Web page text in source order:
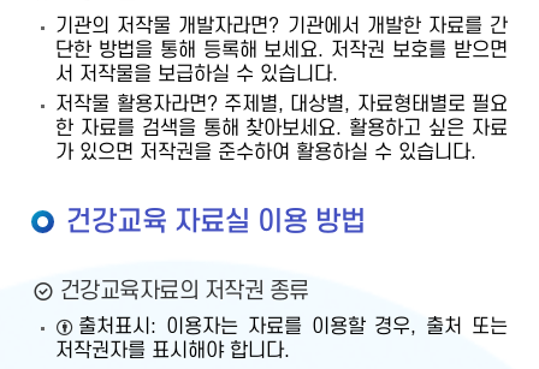
기관의 저작물 개발자라면? 기관에서 개발한 자료를 간
단한 방법을 통해 등록해 보세요. 저작권 보호를 받으면
서 저작물을 보급하실 수 있습니다.
저작물 활용자라면? 주제별, 대상별, 자료형태별로 필요
한 자료를 검색을 통해 찾아보세요. 활용하고 싶은 자료
가 있으면 저작권을 준수하여 활용하실 수 있습니다.
건강교육 자료실 이용 방법
건강교육자료의 저작권 종류
출처표시: 이용자는 자료를 이용할 경우, 출처 또는
저작권자를 표시해야 합니다.